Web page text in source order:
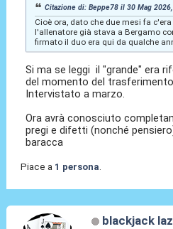
Citazione di: Beppe78 il 30 Mag
Cioè ora, dato che due mesi fa
l'allenatore già stava a Bergamo
firmato il duo era qui da qualche
Si ma se leggi il "grande" era
del momento del
Intervistato a marzo.
Ora avrà conosciuto
pregi e difetti (nonché
baracca
Piace a 1 persona.
blackjack